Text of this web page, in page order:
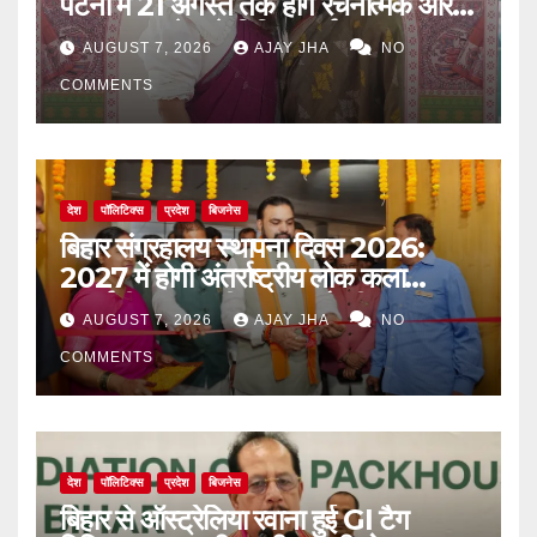
जागरूकता से जुड़े विविध कार्यक्रम
AUGUST 7, 2026 AJAY JHA NO
COMMENTS
देश पॉलिटिक्स प्रदेश बिजनेस
बिहार संग्रहालय स्थापना दिवस 2026:
2027 में होगी अंतर्राष्ट्रीय लोक कला
प्रदर्शनी, मुख्यमंत्री सम्राट चौधरी का बड़ा
ऐलान
AUGUST 7, 2026 AJAY JHA NO
COMMENTS
देश पॉलिटिक्स प्रदेश बिजनेस
बिहार से ऑस्ट्रेलिया रवाना हुई GI टैग